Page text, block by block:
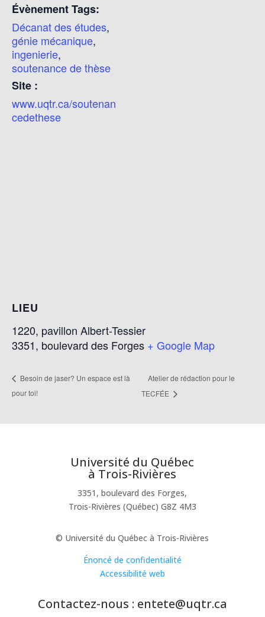
Évènement Tags:
Décanat des études,
génie mécanique,
ingenierie,
soutenance de thèse
Site :
www.uqtr.ca/soutenan
cedethese
LIEU
1220, pavillon Albert-Tessier
3351, boulevard des Forges + Google Map
Besoin de jaser? Un espace est là
pour toi!
Atelier de rédaction pour le
TECFÉE
Université du Québec
à Trois-Rivières
3351, boulevard des Forges,
Trois-Rivières (Québec) G8Z 4M3
© Université du Québec à Trois-Rivières
Énoncé de confidentialité
Accessibilité web
Contactez-nous : entete@uqtr.ca